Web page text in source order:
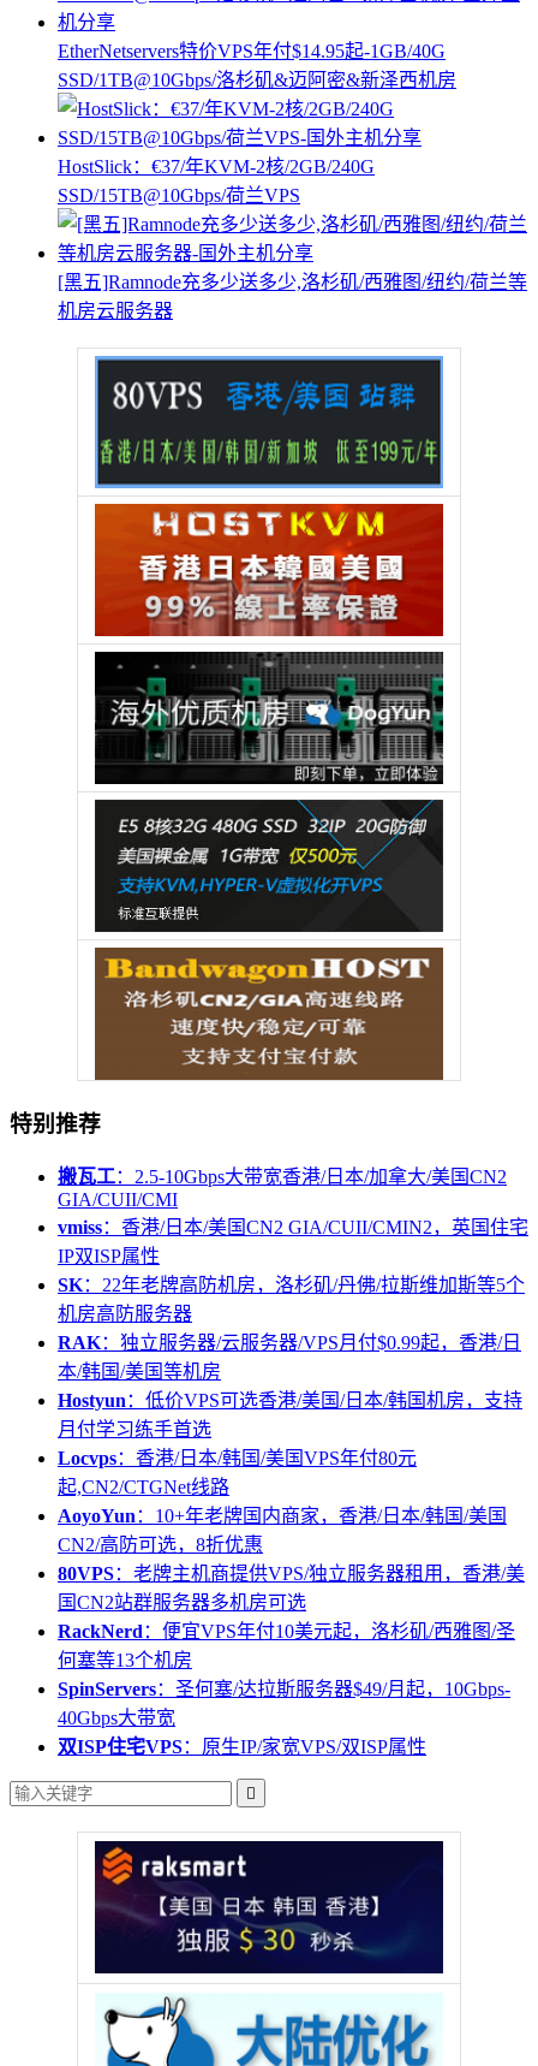
EtherNetservers特价VPS年付$14.95起-1GB/40G
SSD/1TB@10Gbps/洛杉矶&迈阿密&新泽西机房
HostSlick：€37/年KVM-2核/2GB/240G
SSD/15TB@10Gbps/荷兰VPS
[黑五]Ramnode充多少送多少,洛杉矶/西雅图/纽约/荷兰等
机房云服务器
特别推荐
搬瓦工：2.5-10Gbps大带宽香港/日本/加拿大/美国CN2
GIA/CUII/CMI
vmiss：香港/日本/美国CN2 GIA/CUII/CMIN2，英国住宅
IP双ISP属性
SK：22年老牌高防机房，洛杉矶/丹佛/拉斯维加斯等5个
机房高防服务器
RAK：独立服务器/云服务器/VPS月付$0.99起，香港/日
本/韩国/美国等机房
Hostyun ：低价VPS可选香港/美国/日本/韩国机房，支持
月付学习练手首选
Locvps：香港/日本/韩国/美国VPS年付80元
起,CN2/CTGNet线路
AoyoYun ：10+年老牌国内商家，香港/日本/韩国/美国
CN2/高防可选，8折优惠
80VPS：老牌主机商提供VPS/独立服务器租用，香港/美
国CN2站群服务器多机房可选
RackNerd ：便宜VPS年付10美元起，洛杉矶/西雅图/圣
何塞等13个机房
SpinServers：圣何塞/达拉斯服务器$49/月起，10Gbps-
40Gbps大带宽
双ISP住宅VPS：原生IP/家宽VPS/双ISP属性
